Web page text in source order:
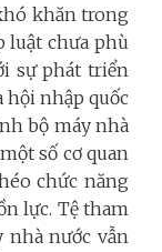
khăn trong
luật chưa phù
sự phát triển
hội nhập quốc
bộ máy nhà
số cơ quan
chức năng
lực. Tệ tham
nước vẫn